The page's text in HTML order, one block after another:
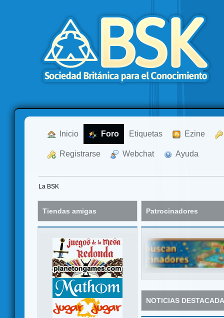
Inicio Foro Etiquetas Ezine
Registrarse Webchat Ayuda
La BSK
Tiendas amigas Patrocinadores
NOTICIAS